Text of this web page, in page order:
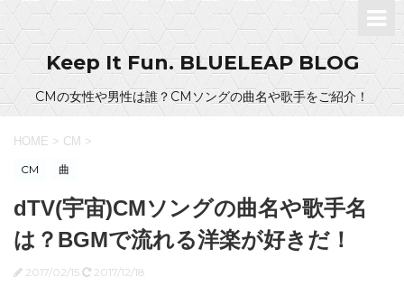
Keep It Fun. BLUELEAP BLOG
CMの女性や男性は誰？CMソングの曲名や歌手をご紹介！
HOME > CM >
CM 曲
dTV(宇宙)CMソングの曲名や歌手名
は？BGMで流れる洋楽が好きだ！
2017/02/15 2017/12/18